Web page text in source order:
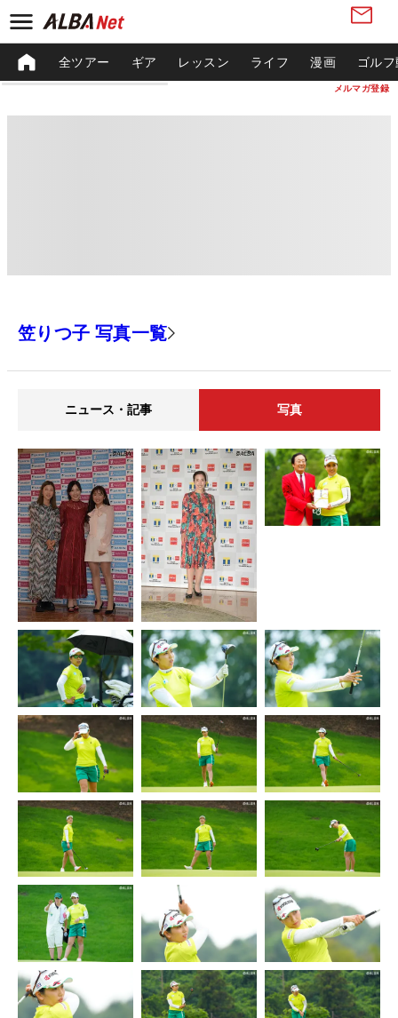
メルマガ登録
全ツアー ギア レッスン ライフ 漫画 ゴル
笠りつ子 写真一覧
ニュース・記事 写真